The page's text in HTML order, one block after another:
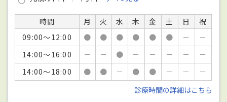
時間 月 火 水 木 金 土 日
祝
09:00～12:00
● ● ● ● ● ● －
－
14:00～16:00
－ － ● － － － －
－
14:00～18:00
● ● － ● ● － －
－
診療時間の詳細はこちら